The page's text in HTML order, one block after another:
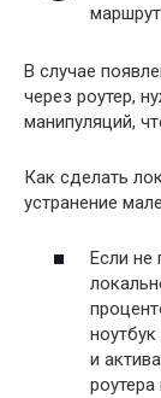
В случае
через роутер,
манипуляций,
Как сделать
устранение
Если не
и